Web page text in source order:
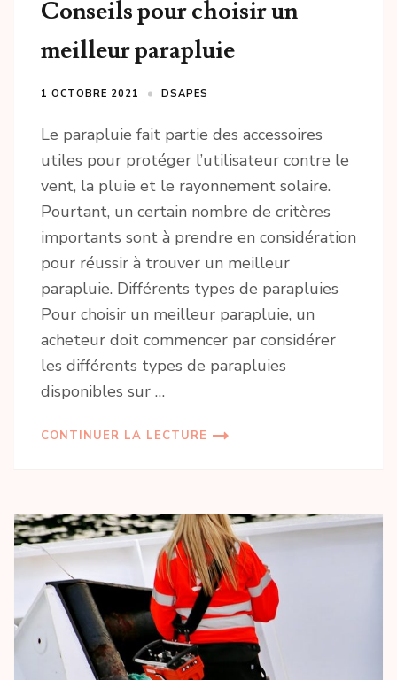
Conseils pour choisir un
meilleur parapluie
1 OCTOBRE 2021 DSAPES
Le parapluie fait partie des accessoires
utiles pour protéger l’utilisateur contre le
vent, la pluie et le rayonnement solaire.
Pourtant, un certain nombre de critères
importants sont à prendre en considération
pour réussir à trouver un meilleur
parapluie. Différents types de parapluies
Pour choisir un meilleur parapluie, un
acheteur doit commencer par considérer
les différents types de parapluies
disponibles sur …
CONTINUER LA LECTURE